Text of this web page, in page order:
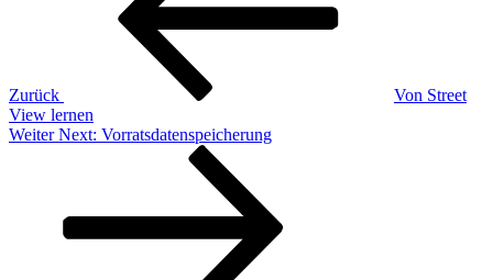
Zurück
Von Street
View lernen
Nächster
Weiter Next: Vorratsdatenspeicherung